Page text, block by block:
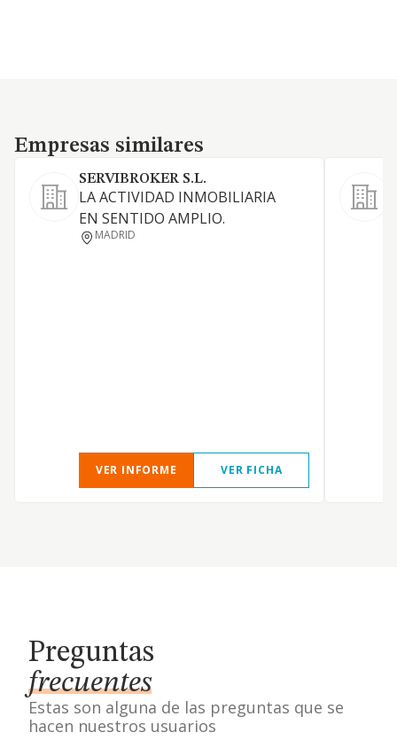
Empresas similares
Empresas similares
SERVIBROKER S.L.
LA ACTIVIDAD INMOBILIARIA
EN SENTIDO AMPLIO.
MADRID
VER INFORME VER FICHA
Preguntas
frecuentes
Estas son alguna de las preguntas que se
hacen nuestros usuarios